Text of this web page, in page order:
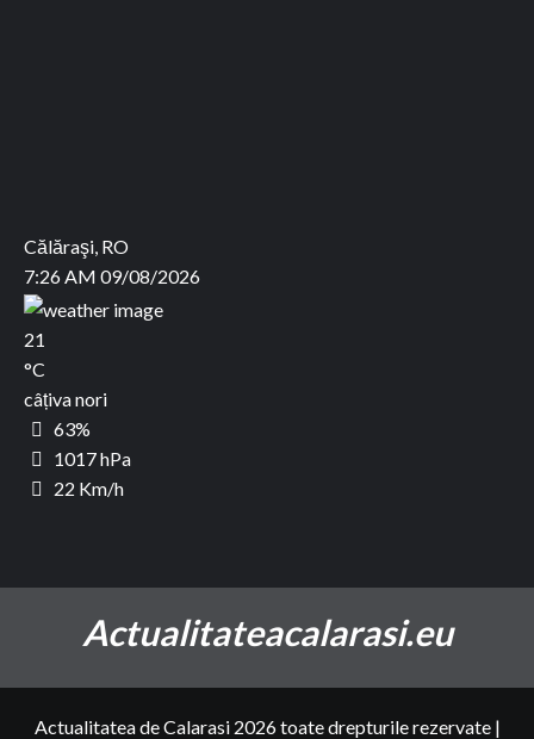
Călăraşi, RO
7:26 AM 09/08/2026
21
°C
câțiva nori
63%
1017 hPa
22 Km/h
Actualitateacalarasi.eu
Actualitatea de Calarasi 2026 toate drepturile rezervate |